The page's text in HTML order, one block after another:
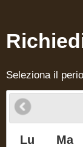
Seleziona il
Lu Ma